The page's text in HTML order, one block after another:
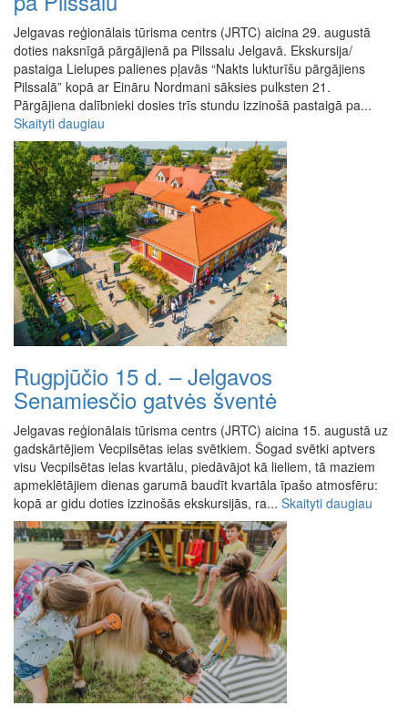
Jelgavas reģionālais tūrisma centrs (JRTC) aicina 29. augustā
doties naksnīgā pārgājienā pa Pilssalu Jelgavā. Ekskursija/
pastaiga Lielupes palienes pļavās “Nakts lukturīšu pārgājiens
Pilssalā” kopā ar Eināru Nordmani sāksies pulksten 21.
Pārgājiena dalībnieki dosies trīs stundu izzinošā pastaigā pa...
Skaityti daugiau
Rugpjūčio 15 d. – Jelgavos
Senamiesčio gatvės šventė
Jelgavas reģionālais tūrisma centrs (JRTC) aicina 15. augustā uz
gadskārtējiem Vecpilsētas ielas svētkiem. Šogad svētki aptvers
visu Vecpilsētas ielas kvartālu, piedāvājot kā lieliem, tā maziem
apmeklētājiem dienas garumā baudīt kvartāla īpašo atmosfēru:
kopā ar gidu doties izzinošās ekskursijās, ra... Skaityti daugiau